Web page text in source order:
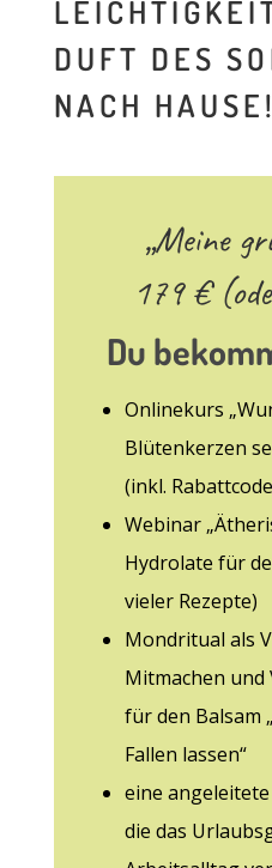
DUFT DES
NACH HAUSE!
„Meine
179 €
Du
Onlinekurs
Blütenkerzen
(inkl.
Webinar
Hydrolate für
vieler Rezepte)
Mondritual als
Mitmachen
für den Balsam
Fallen lassen“
eine
die das